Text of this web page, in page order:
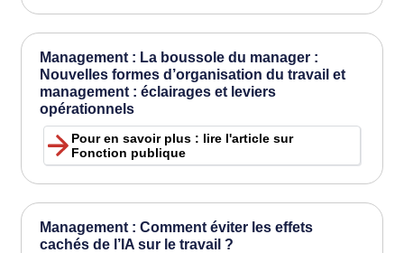
Management : La boussole du manager :
Nouvelles formes d’organisation du travail et
management : éclairages et leviers
opérationnels
Pour en savoir plus : lire l'article sur
Fonction publique
Management : Comment éviter les effets
cachés de l’IA sur le travail ?